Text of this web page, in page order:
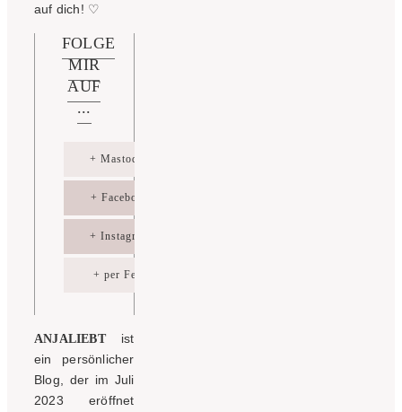
auf dich! ♡
FOLGE
MIR
AUF
...
+ Mastodon
+ Facebook
+ Instagram
+ per Feed
ANJALIEBTist
ein persönlicher
Blog, der im Juli
2023 eröffnet